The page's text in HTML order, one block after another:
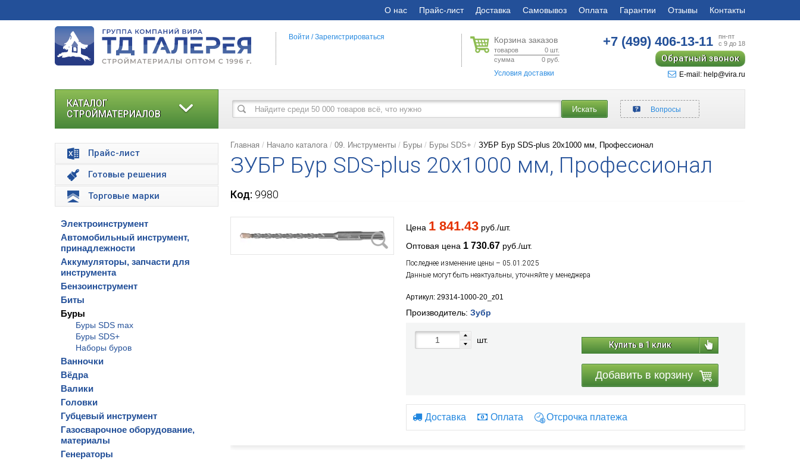
О нас Прайс-лист Доставка Самовывоз Оплата Гарантии Отзывы Контакты
Корзина заказов
товаров 0 шт.
сумма
0 руб.
Условия доставки
+7 (499)406-13-11
пн-пт
с 9 до 18
Обратный звонок
E-mail: help@vira.ru
Войти /Зарегистрироваться
КАТАЛОГ
СТРОЙМАТЕРИАЛОВ
Прайс-лист
Готовые решения
Торговые марки
Электроинструмент
Автомобильный инструмент,
принадлежности
Аккумуляторы, запчасти для
инструмента
Бензоинструмент
Биты
Буры
Буры SDS max
Буры SDS+
Наборы буров
Ванночки
Вёдра
Валики
Головки
Губцевый инструмент
Газосварочное оборудование,
материалы
Генераторы
Искать Вопросы
Главная Начало каталога 09. Инструменты Буры Буры SDS+ ЗУБР Бур SDS-plus 20x1000 мм, Профессионал
ЗУБР Бур SDS-plus 20x1000 мм, Профессионал
Код: 9980
Цена 1 841.43руб./шт.
Оптовая цена 1 730.67руб./шт.
Последнее изменение цены – 05.01.2025
Данные могут быть неактуальны, уточняйте у менеджера
Артикул: 29314-1000-20_z01
Производитель: Зубр
шт. Купить в 1 клик
Добавить в корзину
Доставка Оплата Отсрочка платежа